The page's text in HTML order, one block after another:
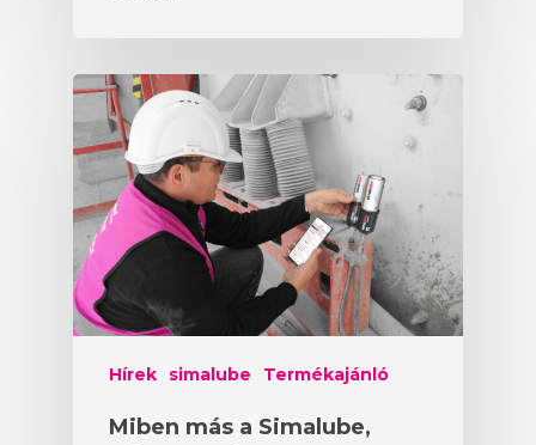
Hírek simalube Termékajánló
Miben más a Simalube,